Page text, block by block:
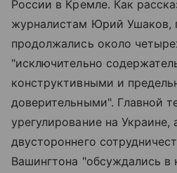
России в Кремле. Как
журналистам Юрий Ушаков,
продолжались около
"исключительно
конструктивными и
доверительными". Главной
урегулирование на Украине,
двустороннего
Вашингтона "обсуждались в